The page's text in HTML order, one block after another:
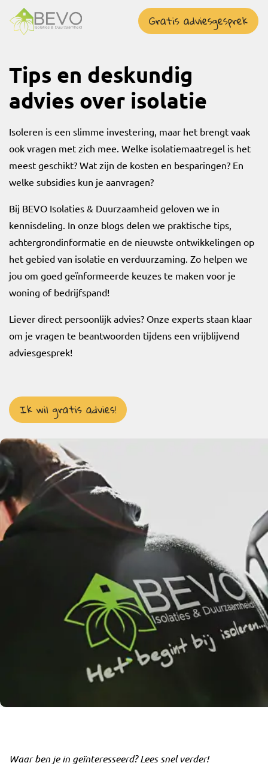
overslaan
Gratis adviesgesprek
Tips en deskundig
advies over isolatie
Isoleren is een slimme investering, maar het brengt vaak
ook vragen met zich mee. Welke isolatiemaatregel is het
meest geschikt? Wat zijn de kosten en besparingen? En
welke subsidies kun je aanvragen?
Bij BEVO Isolaties & Duurzaamheid geloven we in
kennisdeling. In onze blogs delen we praktische tips,
achtergrondinformatie en de nieuwste ontwikkelingen op
het gebied van isolatie en verduurzaming. Zo helpen we
jou om goed geïnformeerde keuzes te maken voor je
woning of bedrijfspand!
Liever direct persoonlijk advies? Onze experts staan klaar
om je vragen te beantwoorden tijdens een vrijblijvend
adviesgesprek!
Ik wil gratis advies!
Waar ben je in geïnteresseerd? Lees snel verder!